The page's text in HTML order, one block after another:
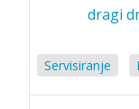
dragi
Servisiranje